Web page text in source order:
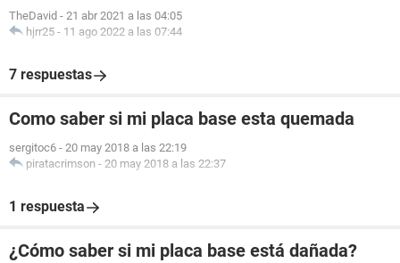
TheDavid - 21 abr 2021 a las 04:05
hjrr25 - 11 ago 2022 a las 07:44
7 respuestas
Como saber si mi placa base esta quemada
sergitoc6 - 20 may 2018 a las 22:19
piratacrimson - 20 may 2018 a las 22:37
1 respuesta
¿Cómo saber si mi placa base está dañada?